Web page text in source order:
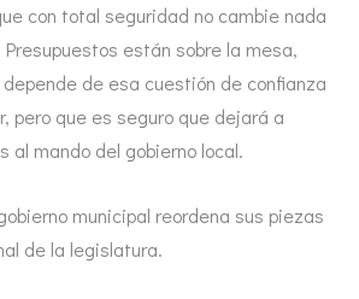
con total seguridad no cambie nada
están sobre la mesa,
depende de esa cuestión de confianza
pero que es seguro que dejará a
al mando del gobierno local.
municipal reordena sus piezas
de la legislatura.